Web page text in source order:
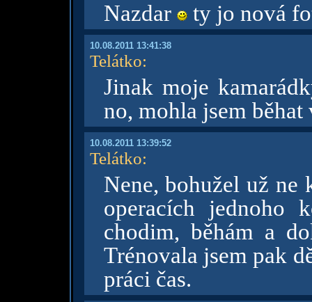
Nazdar ty jo nová
10.08.2011 13:41:38
Telátko:
Jinak moje
no, mohla jsem
10.08.2011 13:39:52
Telátko:
Nene, bohužel už ne
operacích jednoho
chodim, běhám a
Trénovala jsem pak
práci čas.